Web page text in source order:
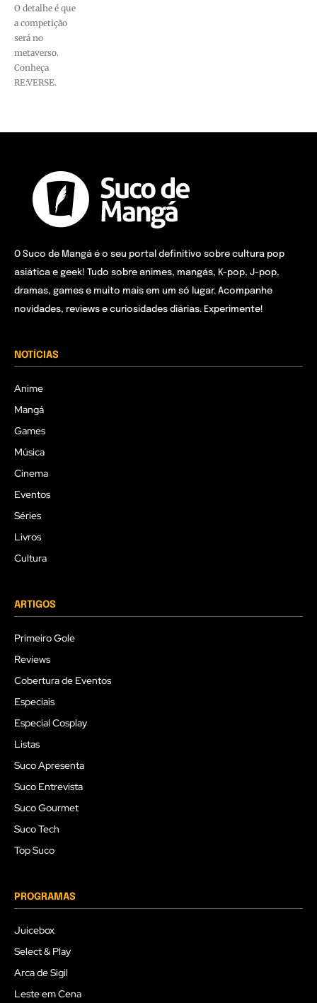
O detalhe é que
a competição
será no
metaverso.
Conheça
RE:VERSE.
O Suco de Mangá é o seu portal definitivo sobre cultura pop
asiática e geek! Tudo sobre animes, mangás, K-pop, J-pop,
dramas, games e muito mais em um só lugar. Acompanhe
novidades, reviews e curiosidades diárias. Experimente!
NOTÍCIAS
Anime
Mangá
Games
Música
Cinema
Eventos
Séries
Livros
Cultura
ARTIGOS
Primeiro Gole
Reviews
Cobertura de Eventos
Especiais
Especial Cosplay
Listas
Suco Apresenta
Suco Entrevista
Suco Gourmet
Suco Tech
Top Suco
PROGRAMAS
Juicebox
Select & Play
Arca de Sigil
Leste em Cena